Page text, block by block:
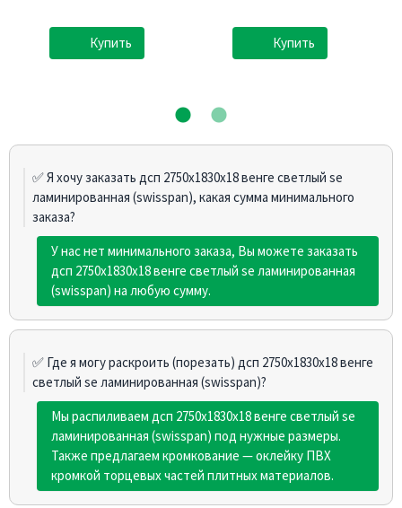
Купить Купить
✅ Я хочу заказать дсп 2750х1830х18 венге светлый se
ламинированная (swisspan), какая сумма минимального
заказа?
У нас нет минимального заказа, Вы можете заказать
дсп 2750х1830х18 венге светлый se ламинированная
(swisspan) на любую сумму.
✅ Где я могу раскроить (порезать) дсп 2750х1830х18 венге
светлый se ламинированная (swisspan)?
Мы распиливаем дсп 2750х1830х18 венге светлый se
ламинированная (swisspan) под нужные размеры.
Также предлагаем кромкование — оклейку ПВХ
кромкой торцевых частей плитных материалов.